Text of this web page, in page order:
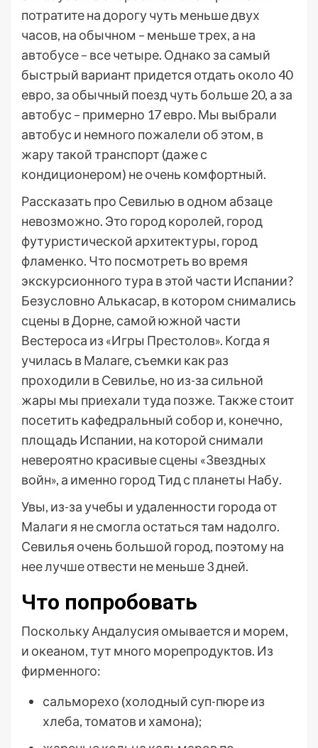
потратите на дорогу чуть меньше двух
часов, на обычном – меньше трех, а на
автобусе – все четыре. Однако за самый
быстрый вариант придется отдать около 40
евро, за обычный поезд чуть больше 20, а за
автобус – примерно 17 евро. Мы выбрали
автобус и немного пожалели об этом, в
жару такой транспорт (даже с
кондиционером) не очень комфортный.
Рассказать про Севилью в одном абзаце
невозможно. Это город королей, город
футуристической архитектуры, город
фламенко. Что посмотреть во время
экскурсионного тура в этой части Испании?
Безусловно Алькасар, в котором снимались
сцены в Дорне, самой южной части
Вестероса из «Игры Престолов». Когда я
училась в Малаге, съемки как раз
проходили в Севилье, но из-за сильной
жары мы приехали туда позже. Также стоит
посетить кафедральный собор и, конечно,
площадь Испании, на которой снимали
невероятно красивые сцены «Звездных
войн», а именно город Тид с планеты Набу.
Увы, из-за учебы и удаленности города от
Малаги я не смогла остаться там надолго.
Севилья очень большой город, поэтому на
нее лучше отвести не меньше 3 дней.
Что попробовать
Поскольку Андалусия омывается и морем,
и океаном, тут много морепродуктов. Из
фирменного:
сальморехо (холодный суп-пюре из
хлеба, томатов и хамона);